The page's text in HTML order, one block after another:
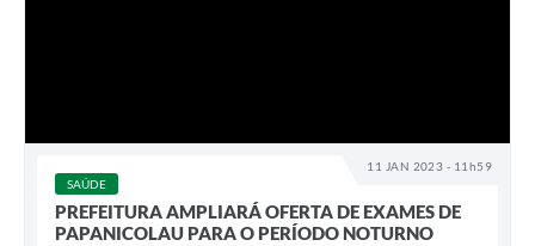
11 JAN 2023 - 11h59
SAÚDE
PREFEITURA AMPLIARÁ OFERTA DE EXAMES DE
PAPANICOLAU PARA O PERÍODO NOTURNO